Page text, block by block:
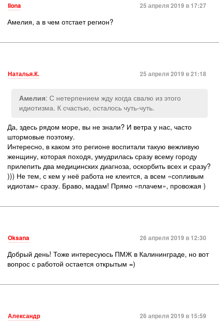
Ilona 25 апреля 2019 в 17:27
Амелия, а в чем отстает регион?
Наталья.К. 25 апреля 2019 в 21:18
Амелия: С нетерпением жду когда свалю из этого
идиотизма. К счастью, осталось чуть-чуть.
Да, здесь рядом море, вы не знали? И ветра у нас, часто
штормовые поэтому.
Интересно, в каком это регионе воспитали такую вежливую
женщину, которая походя, умудрилась сразу всему городу
прилепить два медицинских диагноза, оскорбить всех и сразу?
))) Не тем, с кем у неё работа не клеится, а всем «сопливым
идиотам» сразу. Браво, мадам! Прямо «плачем», провожая )
Oksana 26 апреля 2019 в 12:30
Добрый день! Тоже интересуюсь ПМЖ в Калининграде, но вот
вопрос с работой остается открытым =)
Александр 26 апреля 2019 в 15:59